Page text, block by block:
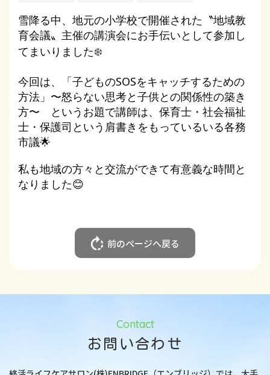
雪降る中、地元の小学校で開催された〝地域教
育会議〟主催の講演会にお手伝いとして参加し
てまいりました❄️
今回は、「子どものSOSをキャッチするための
方法」〜怒らない思考と子供との関係性の築き
方〜 というお題で講師は、保育士・社会福祉
士・保護司という肩書きをもっているいる各務
市議🌟
私も地域の方々と交流ができて有意義な時間と
なりました😊
前のページへ戻る
Contact
お問い合わせ